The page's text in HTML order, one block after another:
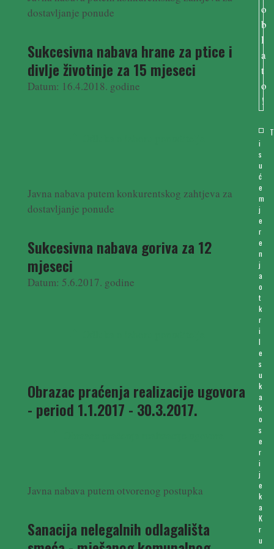
dostavljanje ponude
Sukcesivna nabava hrane za ptice i
divlje životinje za 15 mjeseci
Datum: 16.4.2018. godine
Javna nabava putem konkurentskog zahtjeva za
dostavljanje ponude
Sukcesivna nabava goriva za 12
mjeseci
Datum: 5.6.2017. godine
Obrazac praćenja realizacije ugovora
- period 1.1.2017 - 30.3.2017.
Javna nabava putem otvorenog postupka
Sanacija nelegalnih odlagališta
T
i
s
u
ć
e
m
j
e
r
e
n
j
a
o
t
k
r
i
l
e
s
u
k
a
k
o
s
e
r
i
j
e
k
a
K
r
u